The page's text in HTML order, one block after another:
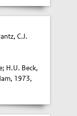
C.J.
H.U. Beck,
1973,